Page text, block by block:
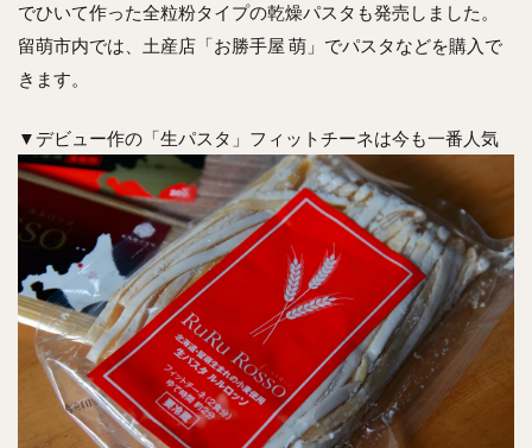
でひいて作った全粒粉タイプの乾燥パスタも発売しました。
留萌市内では、土産店「お勝手屋 萌」でパスタなどを購入で
きます。
▼デビュー作の「生パスタ」フィットチーネは今も一番人気